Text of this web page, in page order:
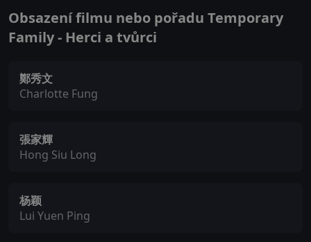
Obsazení filmu nebo pořadu Temporary
Family - Herci a tvůrci
鄭秀文
Charlotte Fung
張家輝
Hong Siu Long
杨颖
Lui Yuen Ping